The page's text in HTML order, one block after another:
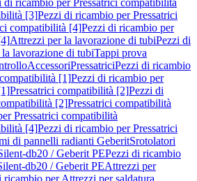
di ricambio per Pressatrici compatibilità
[3]Pezzi di ricambio per Pressatrici
compatibilità [4]Pezzi di ricambio per
Attrezzi per la lavorazione di tubiPezzi di
lavorazione di tubiTappi prova
AccessoriPressatriciPezzi di ricambio
[1]Pezzi di ricambio per
Pressatrici compatibilità [2]Pezzi di
[2]Pressatrici compatibilità
Pressatrici compatibilità
[4]Pezzi di ricambio per Pressatrici
di pannelli radianti GeberitSrotolatori
db20 / Geberit PEPezzi di ricambio
db20 / Geberit PEAttrezzi per
ricambio per Attrezzi per saldatura